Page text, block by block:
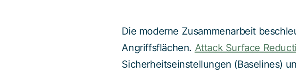
Die moderne Zusammenarbeit
Angriffsflächen. Attack Surface
Sicherheitseinstellungen (Baselines)